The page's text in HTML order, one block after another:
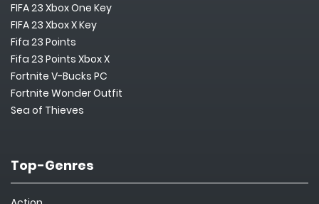
FIFA 23 Xbox One Key
FIFA 23 Xbox X Key
Fifa 23 Points
Fifa 23 Points Xbox X
Fortnite V-Bucks PC
Fortnite Wonder Outfit
Sea of Thieves
Top-Genres